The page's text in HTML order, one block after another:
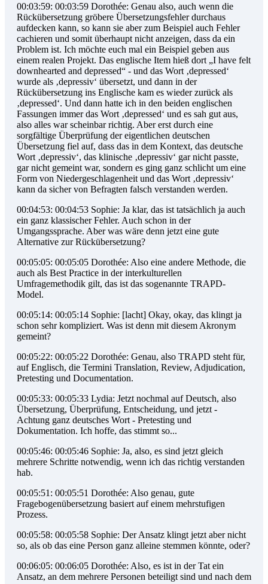
00:03:59: 00:03:59 Dorothée: Genau also, auch wenn die
Rückübersetzung gröbere Übersetzungsfehler durchaus
aufdecken kann, so kann sie aber zum Beispiel auch Fehler
cachieren und somit überhaupt nicht anzeigen, dass da ein
Problem ist. Ich möchte euch mal ein Beispiel geben aus
einem realen Projekt. Das englische Item hieß dort „I have felt
downhearted and depressed“ - und das Wort ‚depressed‘
wurde als ‚depressiv‘ übersetzt, und dann in der
Rückübersetzung ins Englische kam es wieder zurück als
‚depressed‘. Und dann hatte ich in den beiden englischen
Fassungen immer das Wort ‚depressed‘ und es sah gut aus,
also alles war scheinbar richtig. Aber erst durch eine
sorgfältige Überprüfung der eigentlichen deutschen
Übersetzung fiel auf, dass das in dem Kontext, das deutsche
Wort ‚depressiv‘, das klinische ‚depressiv‘ gar nicht passte,
gar nicht gemeint war, sondern es ging ganz schlicht um eine
Form von Niedergeschlagenheit und das Wort ‚depressiv‘
kann da sicher von Befragten falsch verstanden werden.
00:04:53: 00:04:53 Sophie: Ja klar, das ist tatsächlich ja auch
ein ganz klassischer Fehler. Auch schon in der
Umgangssprache. Aber was wäre denn jetzt eine gute
Alternative zur Rückübersetzung?
00:05:05: 00:05:05 Dorothée: Also eine andere Methode, die
auch als Best Practice in der interkulturellen
Umfragemethodik gilt, das ist das sogenannte TRAPD-
Model.
00:05:14: 00:05:14 Sophie: [lacht] Okay, okay, das klingt ja
schon sehr kompliziert. Was ist denn mit diesem Akronym
gemeint?
00:05:22: 00:05:22 Dorothée: Genau, also TRAPD steht für,
auf Englisch, die Termini Translation, Review, Adjudication,
Pretesting und Documentation.
00:05:33: 00:05:33 Lydia: Jetzt nochmal auf Deutsch, also
Übersetzung, Überprüfung, Entscheidung, und jetzt -
Achtung ganz deutsches Wort - Pretesting und
Dokumentation. Ich hoffe, das stimmt so...
00:05:46: 00:05:46 Sophie: Ja, also, es sind jetzt gleich
mehrere Schritte notwendig, wenn ich das richtig verstanden
hab.
00:05:51: 00:05:51 Dorothée: Also genau, gute
Fragebogenübersetzung basiert auf einem mehrstufigen
Prozess.
00:05:58: 00:05:58 Sophie: Der Ansatz klingt jetzt aber nicht
so, als ob das eine Person ganz alleine stemmen könnte, oder?
00:06:05: 00:06:05 Dorothée: Also, es ist in der Tat ein
Ansatz, an dem mehrere Personen beteiligt sind und nach dem